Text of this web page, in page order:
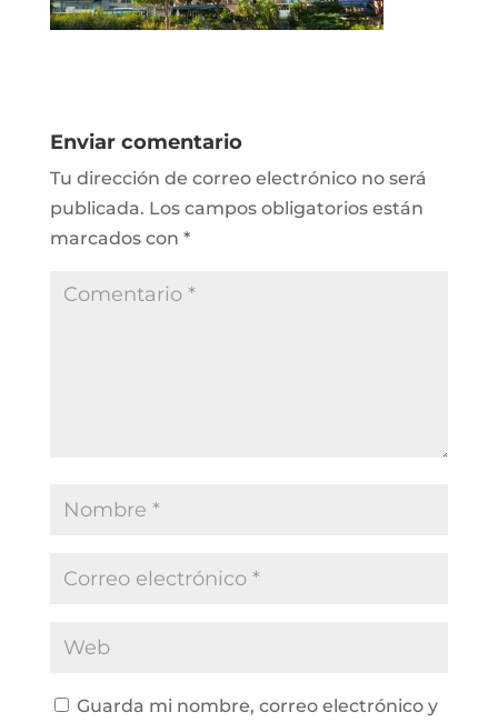
Enviar comentario
Tu dirección de correo electrónico no será
publicada. Los campos obligatorios están
marcados con *
Guarda mi nombre, correo electrónico y